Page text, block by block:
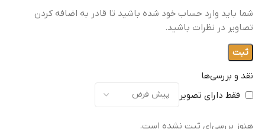
نقد و بررسی‌ها
فقط دارای تصویر
هنوز بررسی‌ای ثبت نشده است.
شما باید وارد حساب خود شده باشید تا قادر به اضافه کردن
تصاویر در نظرات باشید.